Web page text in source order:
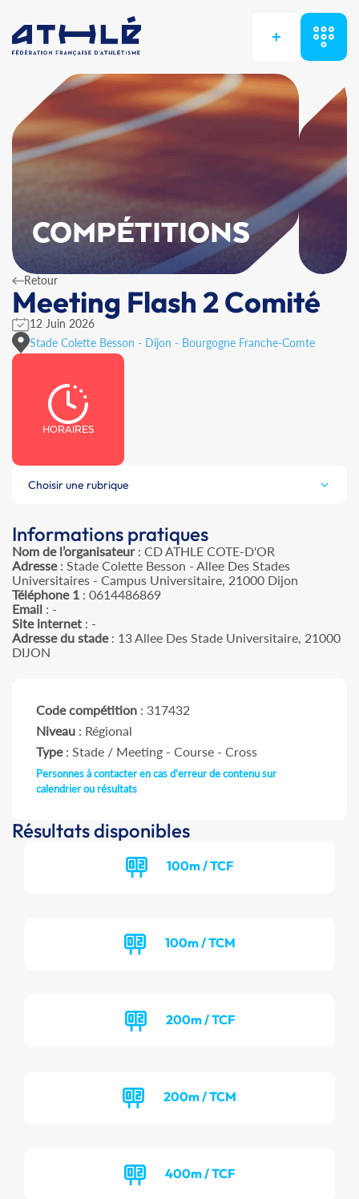
+
COMPÉTITIONS
Retour
Meeting Flash 2 Comité
12 Juin 2026
Stade Colette Besson - Dijon - Bourgogne Franche-Comte
HORAIRES
Choisir une rubrique
Informations pratiques
Nom de l’organisateur: CD ATHLE COTE-D'OR
Adresse: Stade Colette Besson - Allee Des Stades
Universitaires - Campus Universitaire, 21000 Dijon
Téléphone 1 : 0614486869
Email : -
Site internet : -
Adresse du stade: 13 Allee Des Stade Universitaire, 21000
DIJON
Code compétition : 317432
Niveau : Régional
Type: Stade / Meeting - Course - Cross
Personnes à contacter en cas d'erreur de contenu sur
calendrier ou résultats
Résultats disponibles
100m / TCF
100m / TCM
200m / TCF
200m / TCM
400m / TCF